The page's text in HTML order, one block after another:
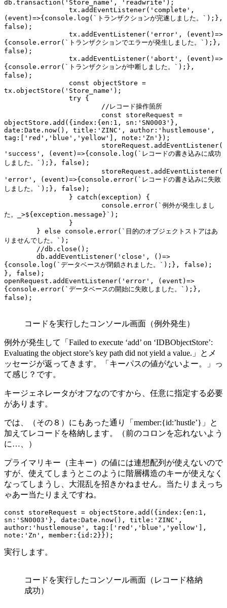
db.transaction('Store_name', 'readwrite');
(event)=>{console.log(`トランザクションが完遂しました。`);},
false);
{console.error(`トランザクションでエラーが発生しました。`);},
false);
{console.error(`トランザクションが中断しました。`);},
false);
tx.objectStore('Store_name');
objectStore.add({index:{en:1, sn:'SN0003'},
date:Date.now(), title:'ZINC', author:'hustlemouse',
tag:['red','blue','yellow'], note:'Zn'});
'success', (event)=>{console.log(`レコードの書き込みに成功
しました。`);}, false);
'error', (event)=>{console.error(`レコードの書き込みに失敗
しました。`);}, false);
た。_>${exception.message}`);
りませんでした。`);
{console.log(`データベースが閉鎖されました。`);}, false);
}, false);
openRequest.addEventListener('error', (event)=>
{console.error(`データベースの開始に失敗しました。`);},
false);
コードを実行したコンソール画面（例外発生）
例外が発生して「Failed to execute ‘add’ on ‘IDBObjectStore’:
Evaluating the object store’s key path did not yield a value.」とメ
ッセージが返ってきます。「キーパスの値がないよー。」っ
て感じ？です。
キージェネレータがオフなのですから、任意に指定する必要
があります。
では、（その８）にもあった通り「member:{id:’hustle’}」と
加えてレコードを格納します。（前のコロンを忘れないよう
に…、）
プライマリキー（主キー）の値には連想配列が使えないので
すが、使えてしまうとこのように階層構造のキーが使えなく
なってしまうし、大混乱を招きかねません。当たりまえっち
ゃあー当たりまえですね。
const storeRequest = objectStore.add({index:{en:1,
sn:'SN0003'}, date:Date.now(), title:'ZINC',
author:'hustlemouse', tag:['red','blue','yellow'],
note:'Zn', member:{id:2}});
実行します。
コードを実行したコンソール画面（レコード格納
成功）